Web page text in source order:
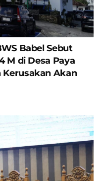
Babel Sebut
M di Desa Paya
Kerusakan Akan